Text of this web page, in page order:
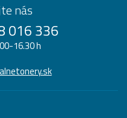
nás
016 336
16.30 h